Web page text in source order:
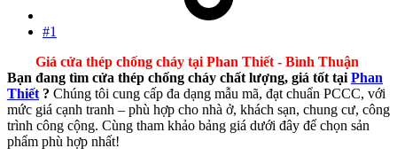
#1
Giá cửa thép chống cháy tại Phan Thiết - Bình Thuận
Bạn đang tìm cửa thép chống cháy chất lượng, giá tốt tại Phan
Thiết ? Chúng tôi cung cấp đa dạng mẫu mã, đạt chuẩn PCCC, với
mức giá cạnh tranh – phù hợp cho nhà ở, khách sạn, chung cư, công
trình công cộng. Cùng tham khảo bảng giá dưới đây để chọn sản
phẩm phù hợp nhất!